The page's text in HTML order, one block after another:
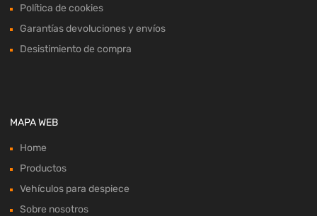
Política de cookies
Garantías devoluciones y envíos
Desistimiento de compra
MAPA WEB
Home
Productos
Vehículos para despiece
Sobre nosotros